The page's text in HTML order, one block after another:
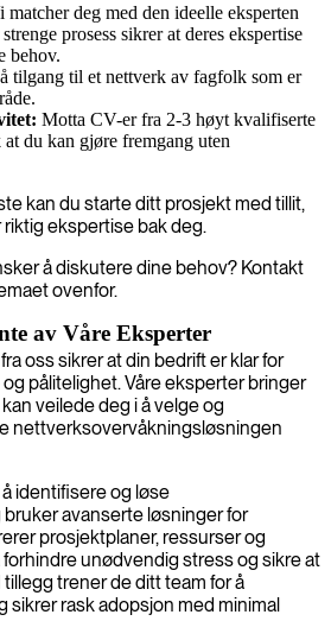
matcher deg med den ideelle eksperten
prosess sikrer at deres ekspertise
behov.
tilgang til et nettverk av fagfolk som er
Motta CV-er fra 2-3 høyt kvalifiserte
du kan gjøre fremgang uten
kan du starte ditt prosjekt med tillit,
ekspertise bak deg.
å diskutere dine behov? Kontakt
ovenfor.
av Våre Eksperter
oss sikrer at din bedrift er klar for
pålitelighet. Våre eksperter bringer
veilede deg i å velge og
nettverksovervåkningsløsningen
identifisere og løse
avanserte løsninger for
prosjektplaner, ressurser og
unødvendig stress og sikre at
trener de ditt team for å
sikrer rask adopsjon med minimal